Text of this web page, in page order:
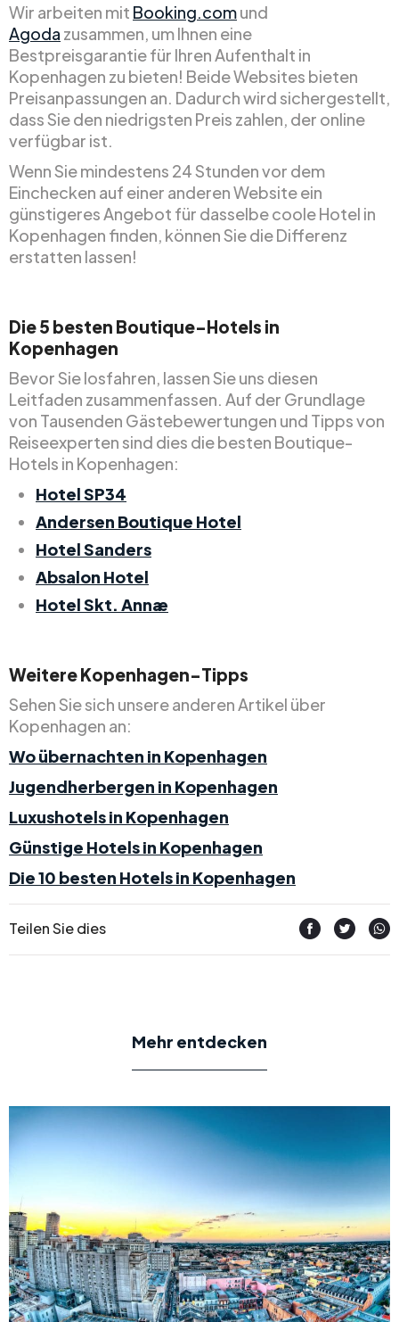
Wir arbeiten mit Booking.comund
Agoda zusammen, um Ihnen eine
Bestpreisgarantie für Ihren Aufenthalt in
Kopenhagen zu bieten! Beide Websites bieten
Preisanpassungen an. Dadurch wird sichergestellt,
dass Sie den niedrigsten Preis zahlen, der online
verfügbar ist.
Wenn Sie mindestens 24 Stunden vor dem
Einchecken auf einer anderen Website ein
günstigeres Angebot für dasselbe coole Hotel in
Kopenhagen finden, können Sie die Differenz
erstatten lassen!
Die 5 besten Boutique-Hotels in
Kopenhagen
Bevor Sie losfahren, lassen Sie uns diesen
Leitfaden zusammenfassen. Auf der Grundlage
von Tausenden Gästebewertungen und Tipps von
Reiseexperten sind dies die besten Boutique-
Hotels in Kopenhagen:
Hotel SP34
Andersen Boutique Hotel
Hotel Sanders
Absalon Hotel
Hotel Skt. Annæ
Weitere Kopenhagen-Tipps
Sehen Sie sich unsere anderen Artikel über
Kopenhagen an:
Wo übernachten in Kopenhagen
Jugendherbergen in Kopenhagen
Luxushotels in Kopenhagen
Günstige Hotels in Kopenhagen
Die 10 besten Hotels in Kopenhagen
Teilen Sie dies
Mehr entdecken